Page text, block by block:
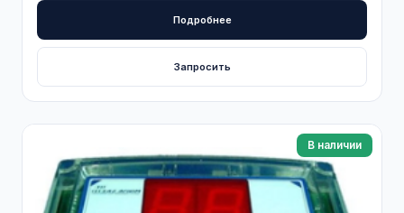
Подробнее
Запросить
В наличии